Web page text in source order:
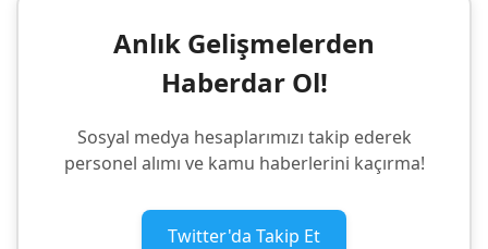
Anlık Gelişmelerden
Haberdar Ol!
Sosyal medya hesaplarımızı takip ederek
personel alımı ve kamu haberlerini kaçırma!
Twitter'da Takip Et